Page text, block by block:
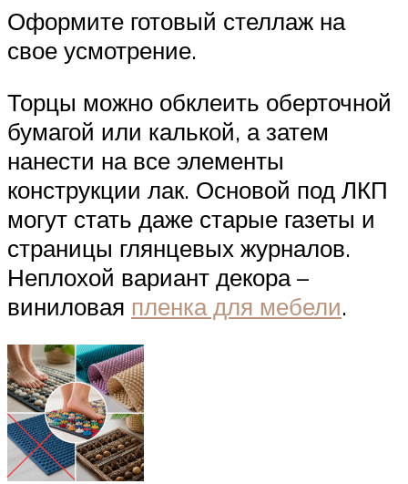
Оформите готовый стеллаж на
свое усмотрение.
Торцы можно обклеить оберточной
бумагой или калькой, а затем
нанести на все элементы
конструкции лак. Основой под ЛКП
могут стать даже старые газеты и
страницы глянцевых журналов.
Неплохой вариант декора –
виниловая пленка для мебели.